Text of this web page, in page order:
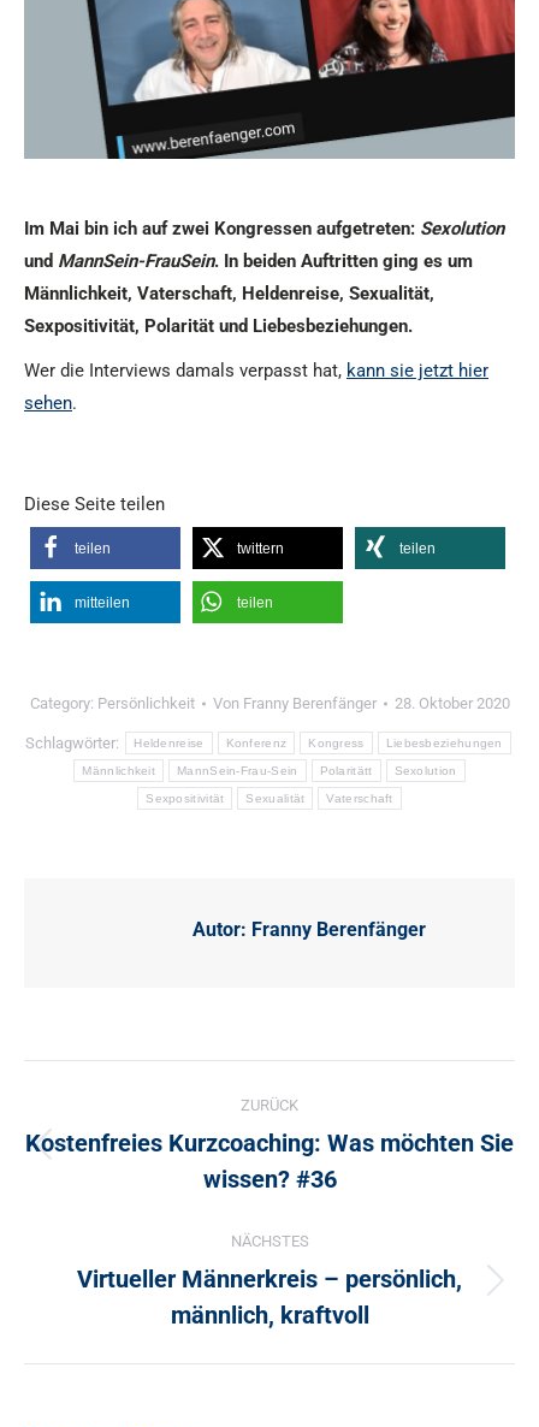
Im Mai bin ich auf zwei Kongressen aufgetreten: Sexolution
und MannSein-FrauSein. In beiden Auftritten ging es um
Männlichkeit, Vaterschaft, Heldenreise, Sexualität,
Sexpositivität, Polarität und Liebesbeziehungen.
Wer die Interviews damals verpasst hat, kann sie jetzt hier
sehen.
Diese Seite teilen
teilen twittern teilen
mitteilen teilen
Category: Persönlichkeit Von Franny Berenfänger 28. Oktober 2020
Schlagwörter: Heldenreise Konferenz Kongress Liebesbeziehungen
Männlichkeit MannSein-Frau-Sein Polaritätt Sexolution
Sexpositivität Sexualität Vaterschaft
Autor: Franny Berenfänger
ZURÜCK
Vorheriger
Beitrag:
Kostenfreies Kurzcoaching: Was möchten Sie
wissen? #36
NÄCHSTES
Nächster
Beitrag:
Virtueller Männerkreis – persönlich,
männlich, kraftvoll